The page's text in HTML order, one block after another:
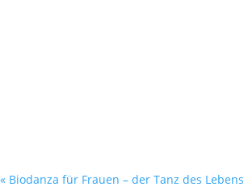
« Biodanza für Frauen – der Tanz des Lebens